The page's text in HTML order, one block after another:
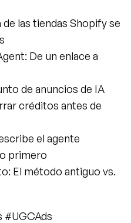
las tiendas Shopify se
De un enlace a
de anuncios de IA
créditos antes de
el agente
primero
El método antiguo vs.
#UGCAds